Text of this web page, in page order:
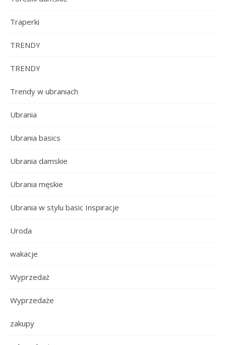
Traperki
TRENDY
TRENDY
Trendy w ubraniach
Ubrania
Ubrania basics
Ubrania damskie
Ubrania męskie
Ubrania w stylu basic Inspiracje
Uroda
wakacje
Wyprzedaż
Wyprzedaże
zakupy